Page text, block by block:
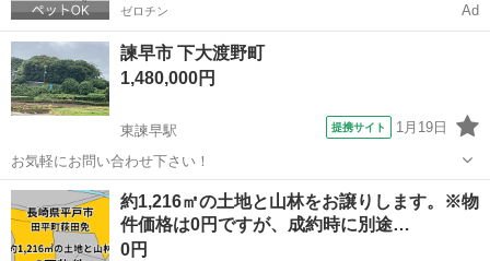
ゼロチン Ad
諫早市 下大渡野町
1,480,000円
東諫早駅 提携サイト 1月19日
お気軽にお問い合わせ下さい！
長崎 諫早市 土地販売/土地売買
約1,216㎡の土地と山林をお譲りします。※物
件価格は0円ですが、成約時に別途…
0円